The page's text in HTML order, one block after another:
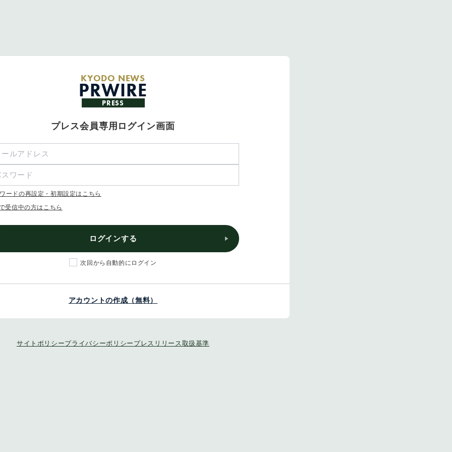
KYODO NEWS
PRWIRE
PRESS
プレス会員専用ログイン画面
ードの再設定・初期設定はこちら
受信中の方はこちら
ログインする
次回から自動的にログイン
アカウントの作成（無料）
サイトポリシープライバシーポリシー プレスリリース取扱基準